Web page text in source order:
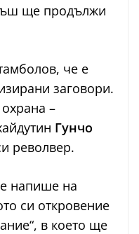
ще продължи
че е
заговори.
–
Гунчо
револвер.
напише на
си откровение
в което ще